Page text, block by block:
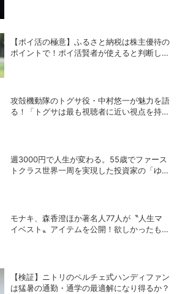
【ポイ活の極意】ふるさと納税は株主優待の
ポイントで！ポイ活賢者が使えると判断した
攻殻機動隊のトグサ役・中村悠一が魅力を語
る！「トグサは最も視聴者に近い視点を持っ
週3000円で人生が変わる。55歳でファース
トクラス世界一周を実現した投資家の「ゆる
モナキ、森香澄ほか著名人77人が〝人生マ
イベスト〟アイテムを公開！欲しかったもの
【検証】ニトリのペルチェ式ハンディファン
は猛暑の通勤・通学の最適解になり得るか？